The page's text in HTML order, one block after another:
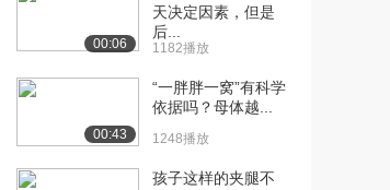
00:06
天决定因素，但是
后...
1182播放
00:43
“一胖胖一窝”有科学
依据吗？母体越...
1248播放
孩子这样的夹腿不